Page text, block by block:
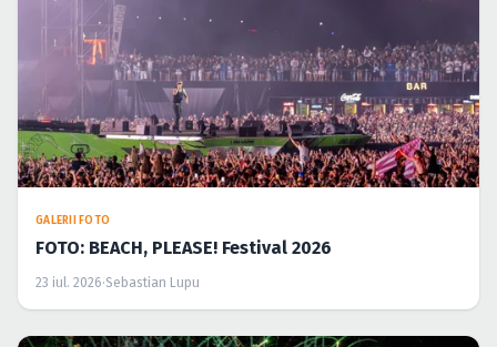
GALERII FOTO
FOTO: BEACH, PLEASE! Festival 2026
23 iul. 2026·Sebastian Lupu